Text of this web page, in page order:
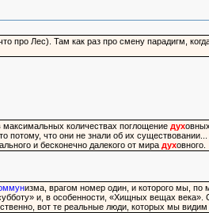
про Лес). Там как раз про смену парадигм,
количествах поглощение дух
потому, что они не знали об их
и бесконечно далекого от мира духовного.
изма, врагом номер один, и которого мы, по
и, в особенности, «Хищных вещах века».
вот те реальные люди, которых мы видим